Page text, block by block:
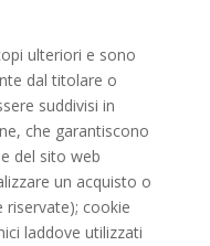
ulteriori e sono
dal titolare o
suddivisi in
che garantiscono
del sito web
un acquisto o
riservate); cookie
laddove utilizzati